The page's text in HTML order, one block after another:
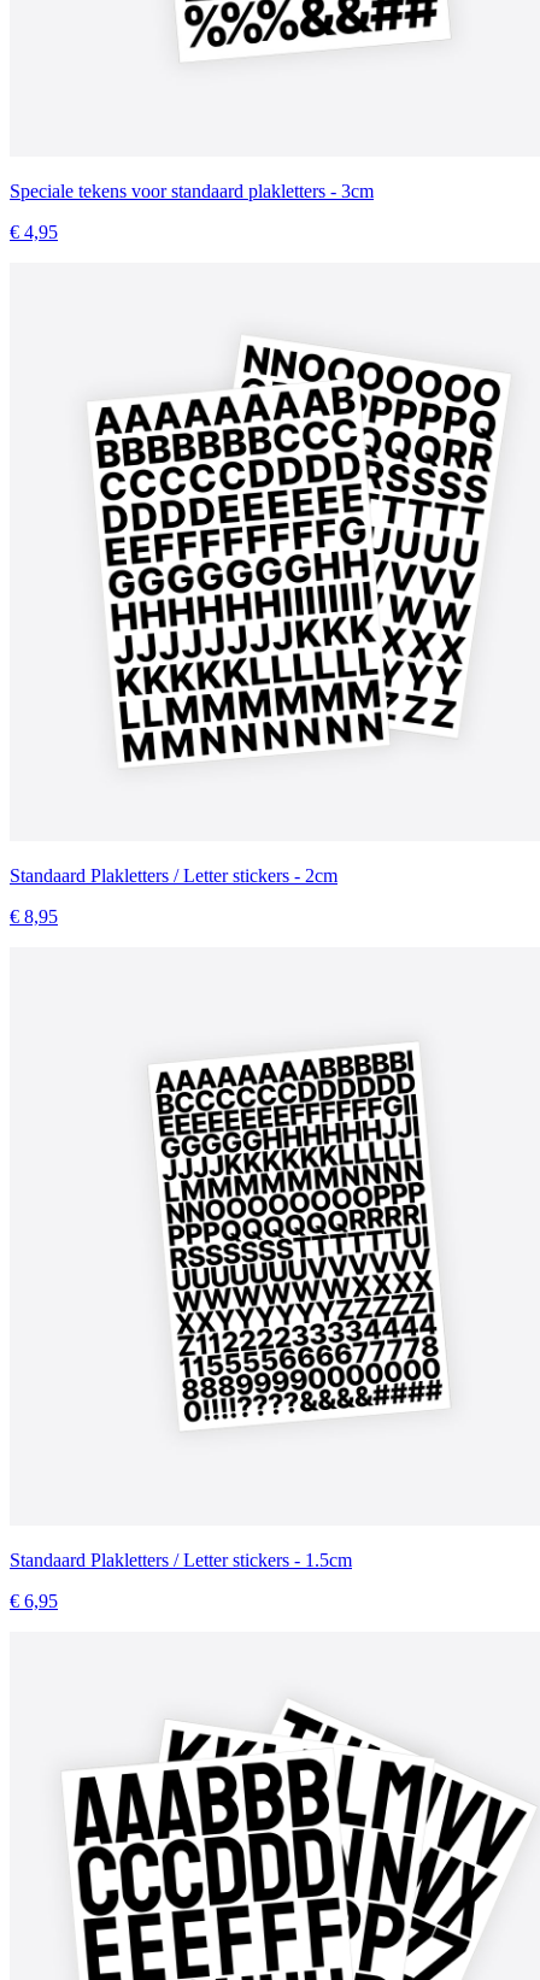
Speciale tekens voor standaard plakletters - 3cm
€ 4,95
Standaard Plakletters / Letter stickers - 2cm
€ 8,95
Standaard Plakletters / Letter stickers - 1.5cm
€ 6,95